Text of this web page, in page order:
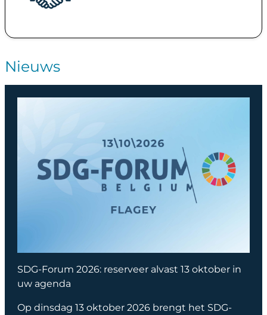
Nieuws
SDG-Forum 2026: reserveer alvast 13 oktober in
uw agenda
Op dinsdag 13 oktober 2026 brengt het SDG-